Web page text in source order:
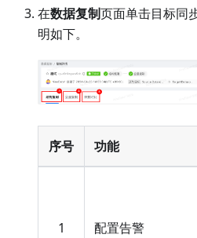
在数据复制页面单击目标同
明如下。
序号 功能
1 配置告警